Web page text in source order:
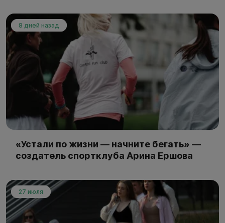
8 дней назад
«Устали по жизни — начните бегать» —
создатель спортклуба Арина Ершова
27 июля